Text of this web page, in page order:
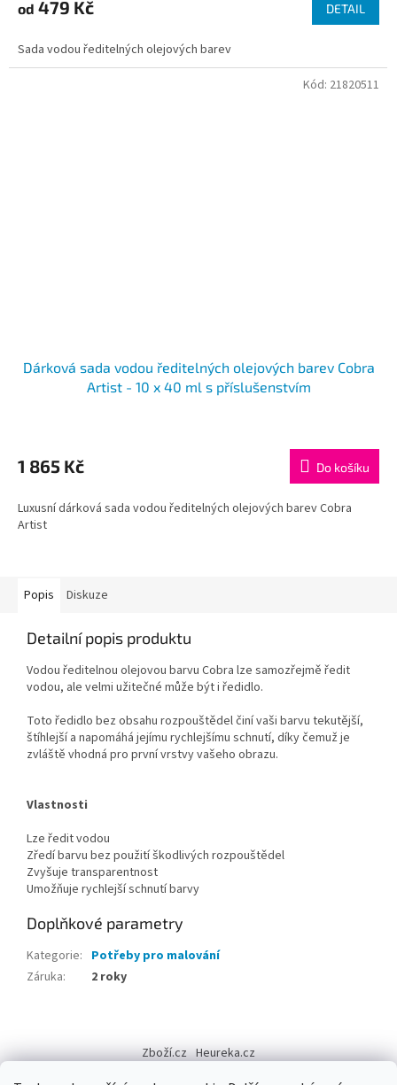
od 479 Kč DETAIL
Sada vodou ředitelných olejových barev
Dárková sada vodou ředitelných olejových barev Cobra
Artist - 10 x 40 ml s příslušenstvím
1 865 Kč Do košíku
Luxusní dárková sada vodou ředitelných olejových barev Cobra
Artist
Kód: 21820511
Popis Diskuze
Detailní popis produktu
Vodou ředitelnou olejovou barvu Cobra lze samozřejmě ředit
vodou, ale velmi užitečné může být i ředidlo.
Toto ředidlo bez obsahu rozpouštědel činí vaši barvu tekutější,
štíhlejší a napomáhá jejímu rychlejšímu schnutí, díky čemuž je
zvláště vhodná pro první vrstvy vašeho obrazu.
Vlastnosti
Lze ředit vodou
Zředí barvu bez použití škodlivých rozpouštědel
Zvyšuje transparentnost
Umožňuje rychlejší schnutí barvy
Doplňkové parametry
Kategorie: Potřeby pro malování
Záruka: 2 roky
p
Zboží.cz Heureka.cz